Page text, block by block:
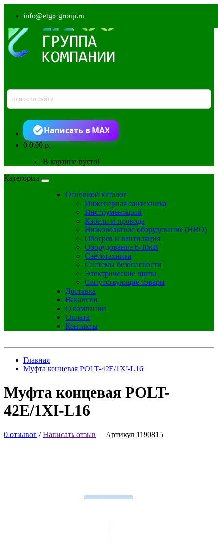
info@etgo-group.ru
Написать в MAX
00.00 р.
В корзине пусто!
Категории
Основной каталог
Инженерная сантехника
Инструментарий
Кабели и провода
Низковольтное оборудование (НВО)
Обогрев и вентиляция
Оборудование 6-10кВ
Светотехника
Системы безопасности
Электрические щиты
Сопутствующие товары
Доставка
Вакансии
О компании
Оплата
Контакты
Главная
Муфта концевая POLT-42E/1XI-L16
Муфта концевая POLT-
42E/1XI-L16
0 отзывов /Написать отзыв Артикул 1190815